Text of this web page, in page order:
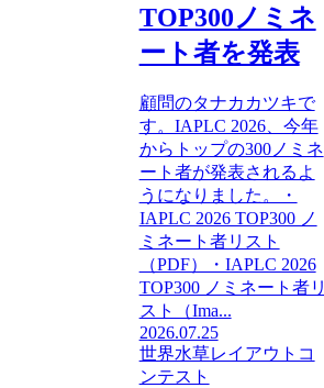
TOP300ノミネ
ート者を発表
顧問のタナカカツキで
す。IAPLC 2026、今年
からトップの300ノミネ
ート者が発表されるよ
うになりました。・
IAPLC 2026 TOP300 ノ
ミネート者リスト
（PDF）・IAPLC 2026
TOP300 ノミネート者リ
スト（Ima...
2026.07.25
世界水草レイアウトコ
ンテスト